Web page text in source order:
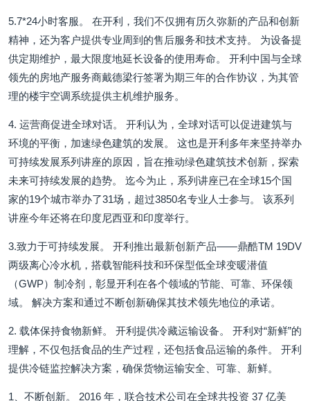
5.7*24小时客服。 在开利，我们不仅拥有历久弥新的产品和创新
精神，还为客户提供专业周到的售后服务和技术支持。 为设备提
供定期维护，最大限度地延长设备的使用寿命。 开利中国与全球
领先的房地产服务商戴德梁行签署为期三年的合作协议，为其管
理的楼宇空调系统提供主机维护服务。
4. 运营商促进全球对话。 开利认为，全球对话可以促进建筑与
环境的平衡，加速绿色建筑的发展。 这也是开利多年来坚持举办
可持续发展系列讲座的原因，旨在推动绿色建筑技术创新，探索
未来可持续发展的趋势。 迄今为止，系列讲座已在全球15个国
家的19个城市举办了31场，超过3850名专业人士参与。 该系列
讲座今年还将在印度尼西亚和印度举行。
3.致力于可持续发展。 开利推出最新创新产品——鼎酷TM 19DV
两级离心冷水机，搭载智能科技和环保型低全球变暖潜值
（GWP）制冷剂，彰显开利在各个领域的节能、可靠、环保领
域。 解决方案和通过不断创新确保其技术领先地位的承诺。
2. 载体保持食物新鲜。 开利提供冷藏运输设备。 开利对“新鲜”的
理解，不仅包括食品的生产过程，还包括食品运输的条件。 开利
提供冷链监控解决方案，确保货物运输安全、可靠、新鲜。
1、不断创新。 2016 年，联合技术公司在全球共投资 37 亿美